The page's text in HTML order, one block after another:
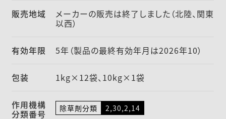
販売地域 メーカーの販売は終了しました（北陸、関東
以西）
有効年限 5年（製品の最終有効年月は2026年10）
包装 1kg×12袋、10kg×1袋
作用機構
分類番号 除草剤分類 2,30,2,14